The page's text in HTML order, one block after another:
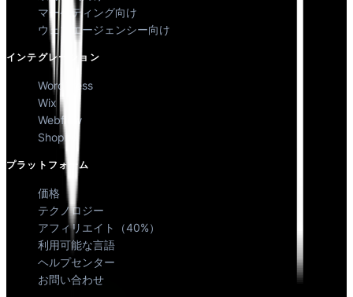
マーケティング向け
ウェブエージェンシー向け
インテグレーション
WordPress
Wix
Webflow
Shopify
プラットフォーム
価格
テクノロジー
アフィリエイト（40%）
利用可能な言語
ヘルプセンター
お問い合わせ